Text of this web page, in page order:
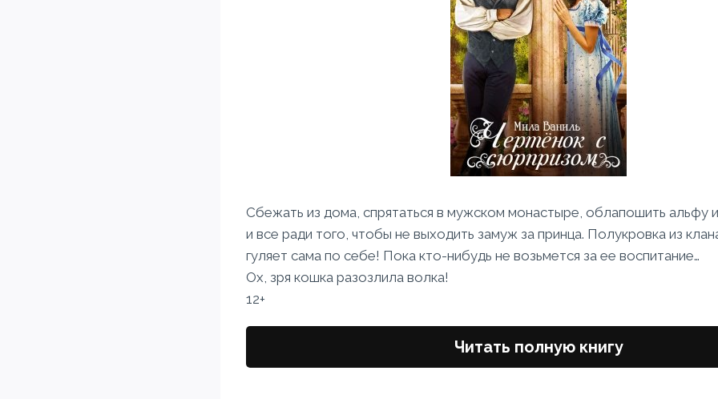
Сбежать из дома, спрятаться в мужском монастыре, облапошить альфу
и все ради того, чтобы не выходить замуж за принца. Полукровка из
гуляет сама по себе! Пока кто-нибудь не возьмется за ее воспитание…
Ох, зря кошка разозлила волка!
12+
Читать полную книгу